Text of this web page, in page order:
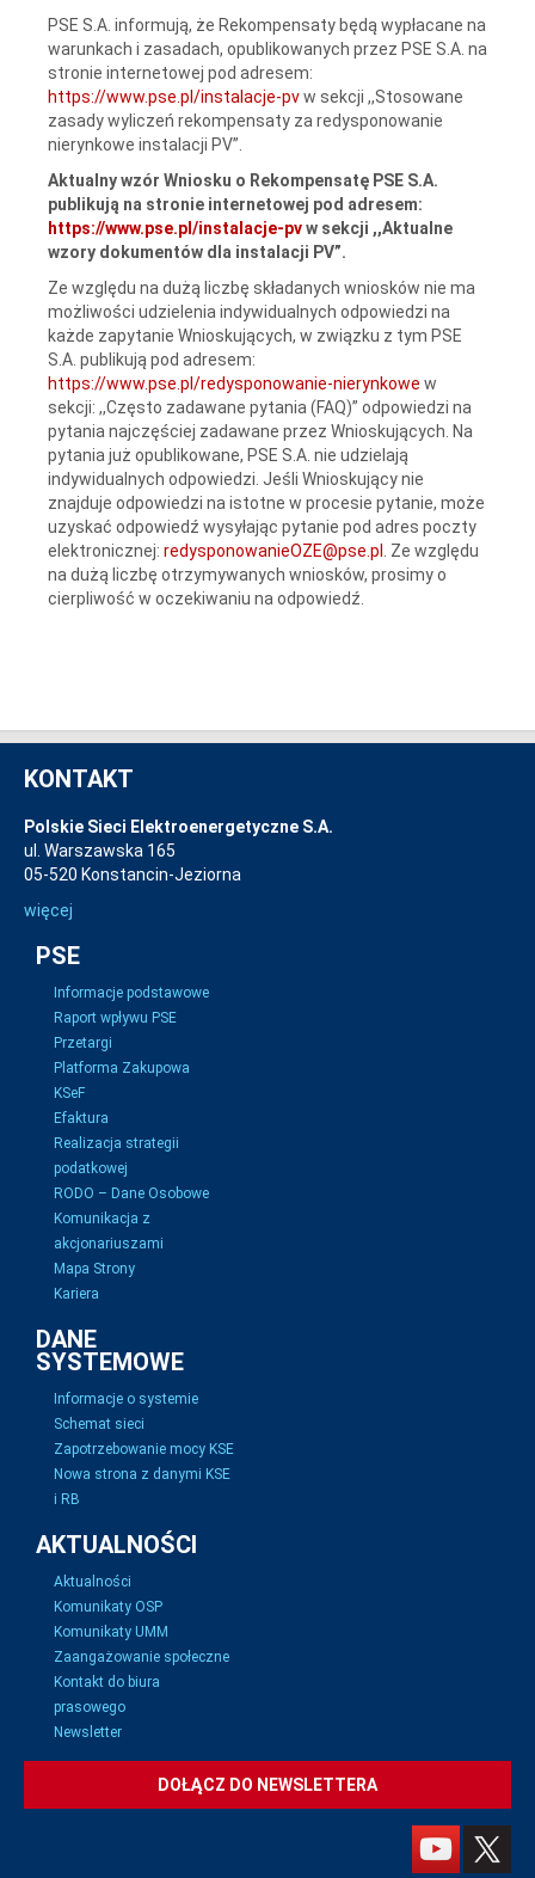
PSE S.A. informują, że Rekompensaty będą wypłacane na
warunkach i zasadach, opublikowanych przez PSE S.A. na
stronie internetowej pod adresem:
https://www.pse.pl/instalacje-pvw sekcji ,,Stosowane
zasady wyliczeń rekompensaty za redysponowanie
nierynkowe instalacji PV”.
Aktualny wzór Wniosku o Rekompensatę PSE S.A.
publikują na stronie internetowej pod adresem:
https://www.pse.pl/instalacje-pvw sekcji ,,Aktualne
wzory dokumentów dla instalacji PV”.
Ze względu na dużą liczbę składanych wniosków nie ma
możliwości udzielenia indywidualnych odpowiedzi na
każde zapytanie Wnioskujących, w związku z tym PSE
S.A. publikują pod adresem:
https://www.pse.pl/redysponowanie-nierynkowe w
sekcji: ,,Często zadawane pytania (FAQ)” odpowiedzi na
pytania najczęściej zadawane przez Wnioskujących. Na
pytania już opublikowane, PSE S.A. nie udzielają
indywidualnych odpowiedzi. Jeśli Wnioskujący nie
znajduje odpowiedzi na istotne w procesie pytanie, może
uzyskać odpowiedź wysyłając pytanie pod adres poczty
elektronicznej: redysponowanieOZE@pse.pl
. Ze względu
na dużą liczbę otrzymywanych wniosków, prosimy o
cierpliwość w oczekiwaniu na odpowiedź.
KONTAKT
Polskie Sieci Elektroenergetyczne S.A.
ul. Warszawska 165
05-520 Konstancin-Jeziorna
więcej
PSE
Informacje podstawowe
Raport wpływu PSE
Przetargi
Platforma Zakupowa
KSeF
Efaktura
Realizacja strategii
podatkowej
RODO – Dane Osobowe
Komunikacja z
akcjonariuszami
Mapa Strony
Kariera
DANE
SYSTEMOWE
Informacje o systemie
Schemat sieci
Zapotrzebowanie mocy KSE
Nowa strona z danymi KSE
i RB
AKTUALNOŚCI
Aktualności
Komunikaty OSP
Komunikaty UMM
Zaangażowanie społeczne
Kontakt do biura
prasowego
Newsletter
DOŁĄCZ DO NEWSLETTERA